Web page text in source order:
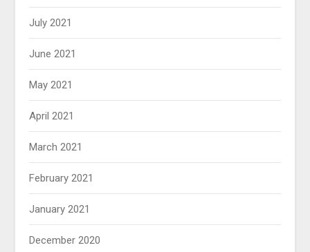
July 2021
June 2021
May 2021
April 2021
March 2021
February 2021
January 2021
December 2020